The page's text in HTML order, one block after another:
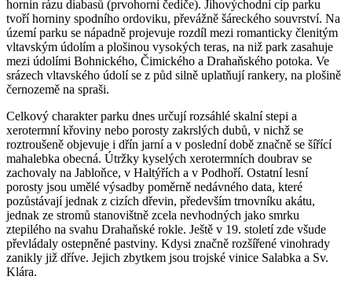
hornin rázu diabasů (prvohorní čediče). Jihovýchodní cíp parku
tvoří horniny spodního ordoviku, převážně šáreckého souvrství. Na
území parku se nápadně projevuje rozdíl mezi romanticky členitým
vltavským údolím a plošinou vysokých teras, na niž park zasahuje
mezi údolími Bohnického, Čimického a Drahaňského potoka. Ve
srázech vltavského údolí se z půd silně uplatňují rankery, na plošině
černozemě na spraši.
Celkový charakter parku dnes určují rozsáhlé skalní stepi a
xerotermní křoviny nebo porosty zakrslých dubů, v nichž se
roztroušeně objevuje i dřín jarní a v poslední době značně se šířící
mahalebka obecná. Útržky kyselých xerotermních doubrav se
zachovaly na Jabloňce, v Haltýřích a v Podhoří. Ostatní lesní
porosty jsou umělé výsadby poměrně nedávného data, které
pozůstávají jednak z cizích dřevin, především trnovníku akátu,
jednak ze stromů stanovištně zcela nevhodných jako smrku
ztepilého na svahu Drahaňské rokle. Ještě v 19. století zde všude
převládaly ostepněné pastviny. Kdysi značně rozšířené vinohrady
zanikly již dříve. Jejich zbytkem jsou trojské vinice Salabka a Sv.
Klára.